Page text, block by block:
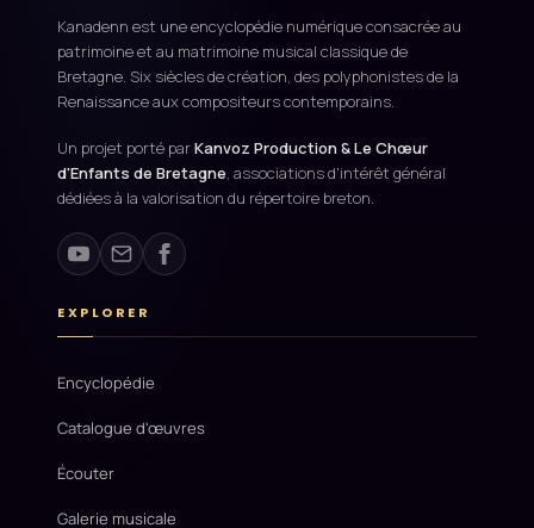
Kanadenn est une encyclopédie numérique consacrée au
patrimoine et au matrimoine musical classique de
Bretagne. Six siècles de création, des polyphonistes de la
Renaissance aux compositeurs contemporains.
Un projet porté parKanvoz Production & Le Chœur
d'Enfants de Bretagne, associations d'intérêt général
dédiées à la valorisation du répertoire breton.
EXPLORER
Encyclopédie
Catalogue d'œuvres
Écouter
Galerie musicale